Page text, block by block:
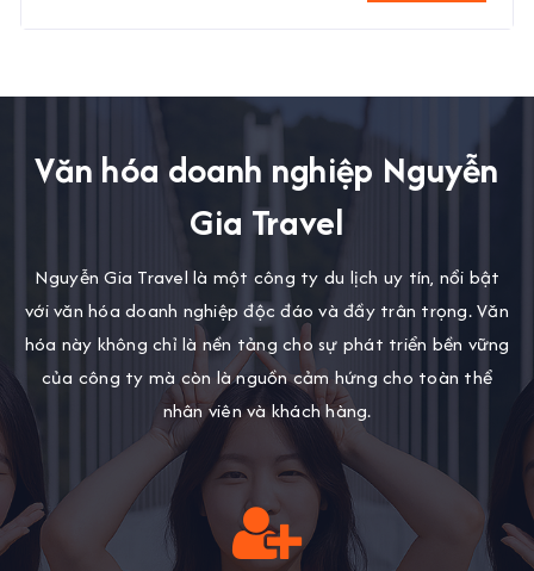
Văn hóa doanh nghiệp Nguyễn
Gia Travel
Nguyễn Gia Travel là một công ty du lịch uy tín, nổi bật
với văn hóa doanh nghiệp độc đáo và đầy trân trọng. Văn
hóa này không chỉ là nền tảng cho sự phát triển bền vững
của công ty mà còn là nguồn cảm hứng cho toàn thể
nhân viên và khách hàng.